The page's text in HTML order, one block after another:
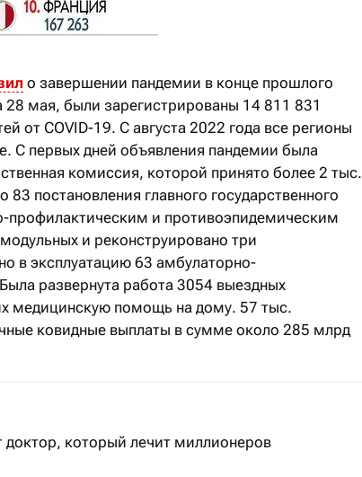
о завершении пандемии в конце прошлого
мая, были зарегистрированы 14 811 831
от COVID-19. С августа 2022 года все регионы
С первых дней объявления пандемии была
комиссия, которой принято более 2 тыс.
постановления главного государственного
профилактическим и противоэпидемическим
и реконструировано три
в эксплуатацию 63 амбулаторно-
развернута работа 3054 выездных
медицинскую помощь на дому. 57 тыс.
ковидные выплаты в сумме около 285 млрд
доктор, который лечит миллионеров